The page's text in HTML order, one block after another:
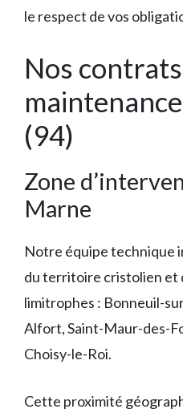
le respect de vos
Nos
(94)
Zone
Marne
Notre équipe technique
du territoire cristolien et
limitrophes : Bonneuil-
Alfort, Saint-Maur-des-
Choisy-le-Roi.
Cette proximité